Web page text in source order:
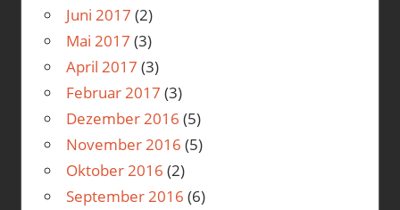
Juni 2017 (2)
Mai 2017 (3)
April 2017 (3)
Februar 2017 (3)
Dezember 2016 (5)
November 2016 (5)
Oktober 2016 (2)
September 2016 (6)